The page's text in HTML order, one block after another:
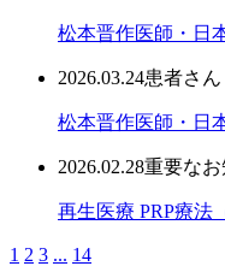
松本晋作医師・日
2026.03.24患者さん
松本晋作医師・日
2026.02.28重要な
再生医療 PRP療法
1 2 3 ... 14